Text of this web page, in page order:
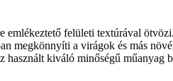
emlékeztető felületi textúrával
megkönnyíti a virágok és más
kiváló minőségű műanyag